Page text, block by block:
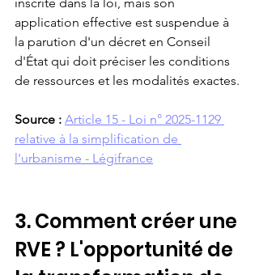
application effective est suspendue à
la parution d'un décret en Conseil
d'État qui doit préciser les conditions
de ressources et les modalités exactes.
Source : Article 15 - Loi n° 2025-1129
relative à la simplification de
l'urbanisme - Légifrance
3. Comment créer une
RVE ? L'opportunité de